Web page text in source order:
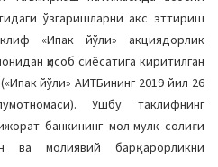
ўзгаришларни акс эттириш
«Ипак йўли» акциядорлик
ҳисоб сиёсатига киритилган
йўли» АИТБининг 2019 йил 26
Ушбу таклифнинг
банкининг мол-мулк солиғи
ва молиявий барқарорликни